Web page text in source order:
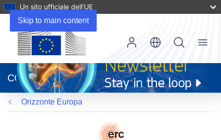
Skip to main content
Un sito ufficiale dell’UE
apre
in
una
nuova
finestra)
CORDIS
Menu
Orizzonte Europa